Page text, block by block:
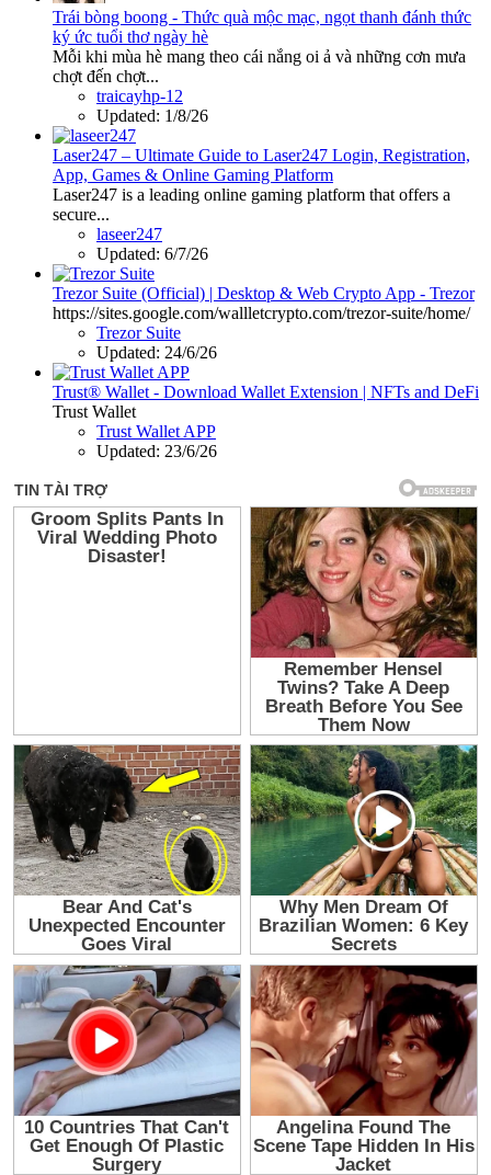
Trái bòng boong - Thức quà mộc mạc, ngọt thanh đánh thức
ký ức tuổi thơ ngày hè
Mỗi khi mùa hè mang theo cái nắng oi ả và những cơn mưa
chợt đến chợt...
traicayhp-12
Updated: 1/8/26
Laser247 – Ultimate Guide to Laser247 Login, Registration,
App, Games & Online Gaming Platform
Laser247 is a leading online gaming platform that offers a
secure...
laseer247
Updated: 6/7/26
Trezor Suite (Official) | Desktop & Web Crypto App - Trezor
https://sites.google.com/wallletcrypto.com/trezor-suite/home/
Trezor Suite
Updated: 24/6/26
Trust® Wallet - Download Wallet Extension | NFTs and DeFi
Trust Wallet
Trust Wallet APP
Updated: 23/6/26